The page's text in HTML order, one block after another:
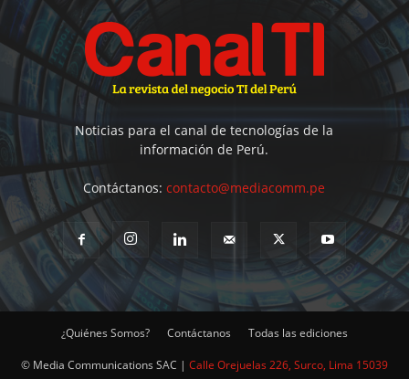
Noticias para el canal de tecnologías de la
información de Perú.
Contáctanos:contacto@mediacomm.pe
¿Quiénes Somos? Contáctanos Todas las ediciones
© Media Communications SAC | Calle Orejuelas 226, Surco, Lima 15039